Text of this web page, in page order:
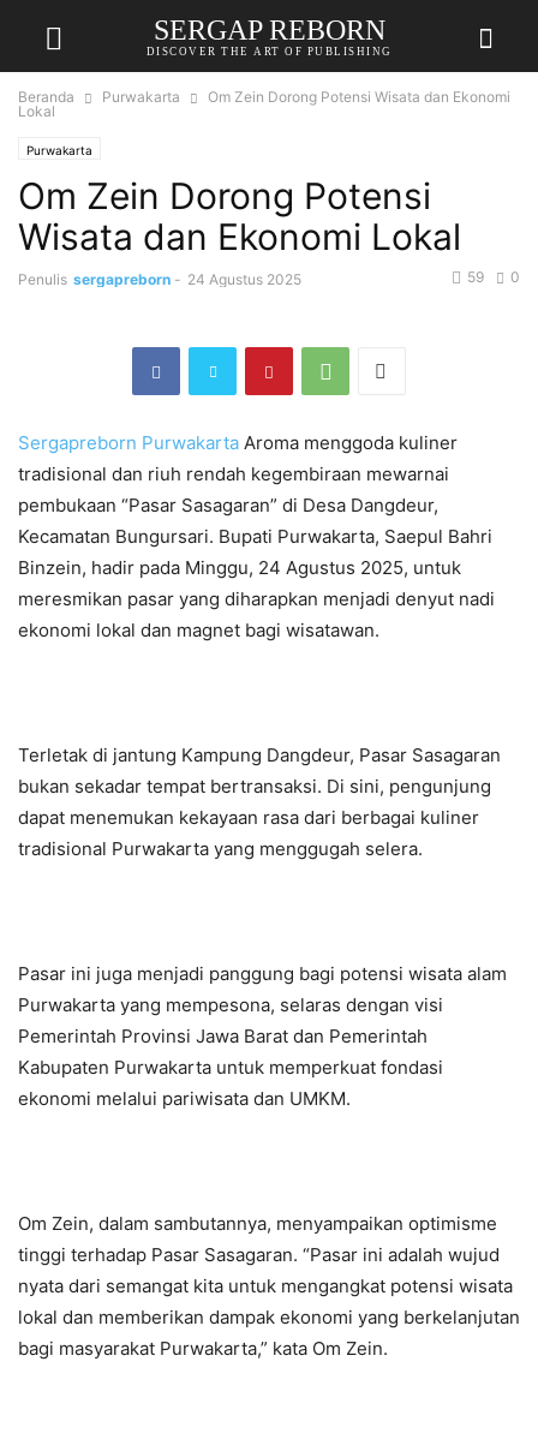
SERGAP REBORN
DISCOVER THE ART OF PUBLISHING
Beranda Purwakarta
Om Zein Dorong Potensi Wisata dan Ekonomi
Lokal
Purwakarta
Om Zein Dorong Potensi
Wisata dan Ekonomi Lokal
Penulis sergapreborn - 24 Agustus 2025 0
59
Sergapreborn Purwakarta Aroma menggoda kuliner
tradisional dan riuh rendah kegembiraan mewarnai
pembukaan “Pasar Sasagaran” di Desa Dangdeur,
Kecamatan Bungursari. Bupati Purwakarta, Saepul Bahri
Binzein, hadir pada Minggu, 24 Agustus 2025, untuk
meresmikan pasar yang diharapkan menjadi denyut nadi
ekonomi lokal dan magnet bagi wisatawan.
Terletak di jantung Kampung Dangdeur, Pasar Sasagaran
bukan sekadar tempat bertransaksi. Di sini, pengunjung
dapat menemukan kekayaan rasa dari berbagai kuliner
tradisional Purwakarta yang menggugah selera.
Pasar ini juga menjadi panggung bagi potensi wisata alam
Purwakarta yang mempesona, selaras dengan visi
Pemerintah Provinsi Jawa Barat dan Pemerintah
Kabupaten Purwakarta untuk memperkuat fondasi
ekonomi melalui pariwisata dan UMKM.
Om Zein, dalam sambutannya, menyampaikan optimisme
tinggi terhadap Pasar Sasagaran. “Pasar ini adalah wujud
nyata dari semangat kita untuk mengangkat potensi wisata
lokal dan memberikan dampak ekonomi yang berkelanjutan
bagi masyarakat Purwakarta,” kata Om Zein.